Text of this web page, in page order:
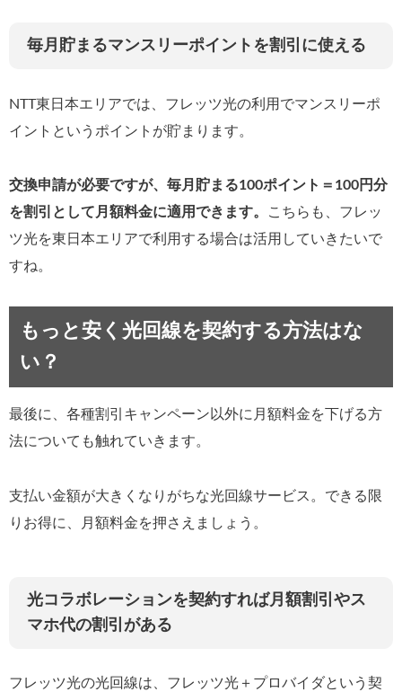
毎月貯まるマンスリーポイントを割引に使える
NTT東日本エリアでは、フレッツ光の利用でマンスリーポ
イントというポイントが貯まります。
交換申請が必要ですが、毎月貯まる100ポイント＝100円分
を割引として月額料金に適用できます。
こちらも、フレッ
ツ光を東日本エリアで利用する場合は活用していきたいで
すね。
もっと安く光回線を契約する方法はな
い？
最後に、各種割引キャンペーン以外に月額料金を下げる方
法についても触れていきます。
支払い金額が大きくなりがちな光回線サービス。できる限
りお得に、月額料金を押さえましょう。
光コラボレーションを契約すれば月額割引やス
マホ代の割引がある
フレッツ光の光回線は、フレッツ光＋プロバイダという契